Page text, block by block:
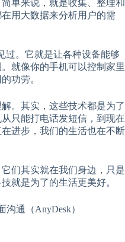
单来说，就是收集、整理和
用大数据来分析用户的需
过。它就是让各种设备能够
就像你的手机可以控制家里
功劳。
。其实，这些技术都是为了
只能打电话发短信，到现在
进步，我们的生活也在不断
们其实就在我们身边，只是
就是为了的生活更美好。